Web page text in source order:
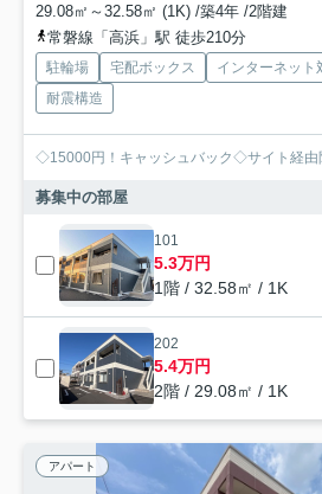
29.08㎡～32.58㎡ (1K) /築4年 /2階建
常磐線「高浜」駅 徒歩210分
駐輪場 宅配ボックス インターネット
耐震構造
◇15000円！キャッシュバック◇サイト経由
募集中の部屋
101
5.3万円
1階 / 32.58㎡ / 1K
202
5.4万円
2階 / 29.08㎡ / 1K
アパート